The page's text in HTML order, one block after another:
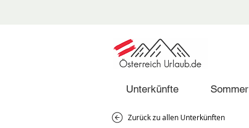
Unterkünfte Sommer
Zurück zu allen Unterkünften